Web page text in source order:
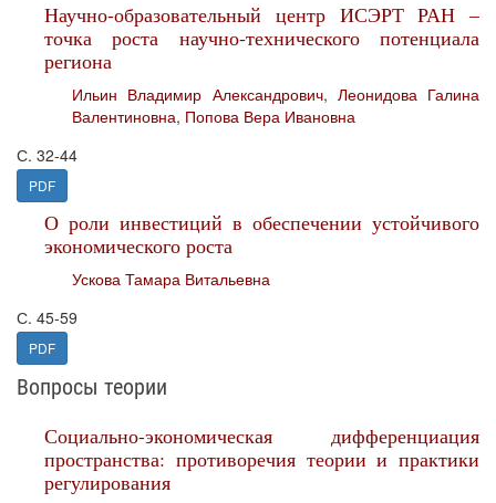
Научно-образовательный центр ИСЭРТ РАН –
точка роста научно-технического потенциала
региона
Ильин Владимир Александрович, Леонидова Галина
Валентиновна, Попова Вера Ивановна
С. 32-44
PDF
О роли инвестиций в обеспечении устойчивого
экономического роста
Ускова Тамара Витальевна
С. 45-59
PDF
Вопросы теории
Социально-экономическая дифференциация
пространства: противоречия теории и практики
регулирования